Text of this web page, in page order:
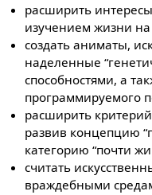
расширить
изучением жизни
создать аниматы,
наделенные
способностями, а
программируемого
расширить
развив концепцию
категорию “почти
считать
враждебными